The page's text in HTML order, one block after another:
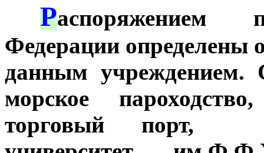
Распоряжением
Федерации определены
данным учреждением.
морское
торговый порт,